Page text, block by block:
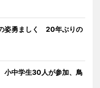
姿勇ましく 20年ぶりの
中学生30人が参加、鳥